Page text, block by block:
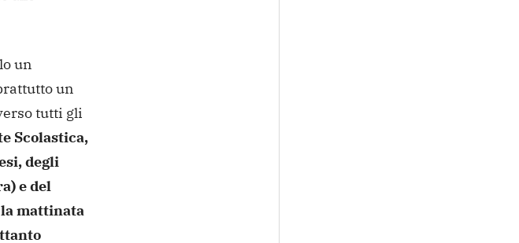
un
un
tutti gli
Scolastica,
degli
e del
mattinata